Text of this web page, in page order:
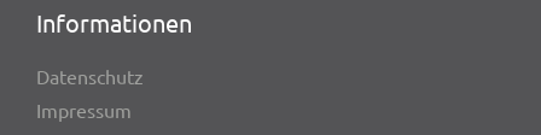
Infor­ma­tio­nen
Daten­schutz
Impres­sum